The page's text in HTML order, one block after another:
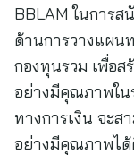
BBLAM ในการ
ด้านการวางแผน
กองทุนรวม เพื่อส
อย่างมีคุณภาพใน
ทางการเงิน จะส
อย่างมีคุณภาพไ